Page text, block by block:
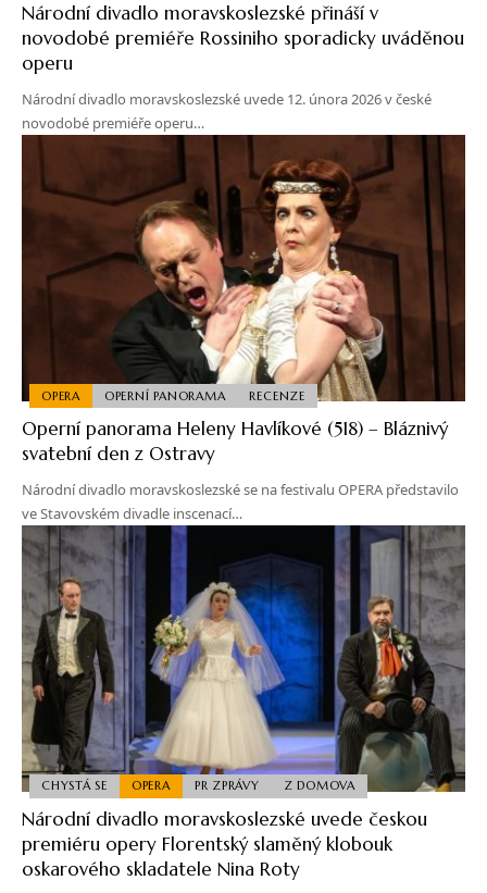
Národní divadlo moravskoslezské přináší v
novodobé premiéře Rossiniho sporadicky uváděnou
operu
Národní divadlo moravskoslezské uvede 12. února 2026 v české
novodobé premiéře operu…
OPERA OPERNÍ PANORAMA RECENZE
Operní panorama Heleny Havlíkové (518) – Bláznivý
svatební den z Ostravy
Národní divadlo moravskoslezské se na festivalu OPERA představilo
ve Stavovském divadle inscenací…
CHYSTÁ SE OPERA PR ZPRÁVY Z DOMOVA
Národní divadlo moravskoslezské uvede českou
premiéru opery Florentský slaměný klobouk
oskarového skladatele Nina Roty